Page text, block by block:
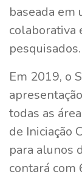
baseada em
colaborativa
pesquisados.
Em 2019, o
todas as
de Iniciação
para alunos
contará com